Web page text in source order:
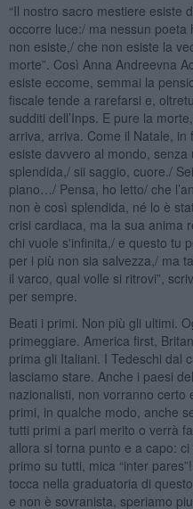
“Il nostro sacro mestiere esiste
occorre luce:/ ma nessun
non esiste,/ che non esiste la
morte”. Così Anna Andreevna
esiste eccome, semmai la
fiscale tende a rarefarsi e,
sudditi dell’Inps. E pure la
arriva, arriva. Come il Natale,
esiste davvero al mondo,
splendida,/ sii saggio, cuore./
piano…/ Pensa, ho letto/ che
non è così splendida, né lo è
crisi cardiaca, ma la sua anima
chi vuole s'infinita,/ e questo tu
per i più non sia salvezza,/ ma
il varco, qual volle si ritrovi”,
per sempre.
Beati i primi. Non più gli ultimi.
primeggiare. America first,
prima gli Italiani. I Tedeschi dal
lasciamo stare. Anche i paesi
nazionalisti, non vorranno
primi, in qualche modo, anche
tutti primi a pari merito o verrà
allora si torna punto e a capo:
primo su tutti, mica “inter
tocca nella graduatoria di
e non è sovranista, speriamo